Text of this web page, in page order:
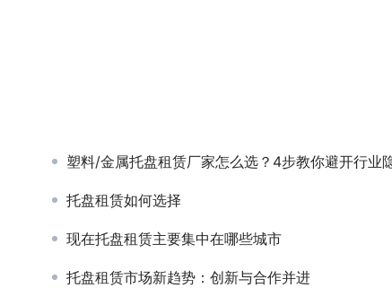
塑料/金属托盘租赁厂家怎么选？4步教你避开行业隐形
托盘租赁如何选择
现在托盘租赁主要集中在哪些城市
托盘租赁市场新趋势：创新与合作并进